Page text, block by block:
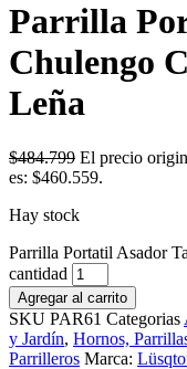
Parrilla
Chulengo
Leña
$484.799 El precio
es: $460.559.
Hay stock
Parrilla Portatil Asador
cantidad
Agregar al carrito
SKU PAR61 Categorias
y Jardín, Hornos,
Parrilleros Marca: